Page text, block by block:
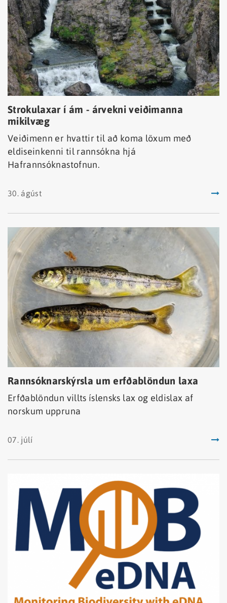
Strokulaxar í ám - árvekni veiðimanna
mikilvæg
Veiðimenn er hvattir til að koma löxum með
eldiseinkenni til rannsókna hjá
Hafrannsóknastofnun.
30. ágúst
Rannsóknarskýrsla um erfðablöndun laxa
Erfðablöndun villts íslensks lax og eldislax af
norskum uppruna
07. júlí